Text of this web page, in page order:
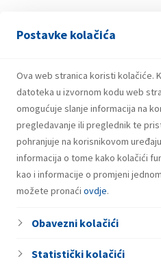
Postavke kolačića
Ova web stranica koristi kolačiće.
datoteka u izvornom kodu web
omogućuje slanje informacija na
pregledavanje ili preglednik te
pohranjuje na korisnikovom
informacija o tome kako kolačići
kao i informacije o promjeni
možete pronaći ovdje.
Obavezni kolačići
Statistički kolačići
29.07.2026.
prvom polugodištu